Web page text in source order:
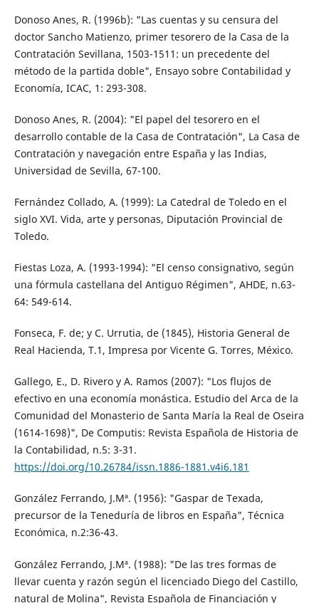
Donoso Anes, R. (1996b): "Las cuentas y su censura del
doctor Sancho Matienzo, primer tesorero de la Casa de la
Contratación Sevillana, 1503-1511: un precedente del
método de la partida doble", Ensayo sobre Contabilidad y
Economía, ICAC, 1: 293-308.
Donoso Anes, R. (2004): "El papel del tesorero en el
desarrollo contable de la Casa de Contratación", La Casa de
Contratación y navegación entre España y las Indias,
Universidad de Sevilla, 67-100.
Fernández Collado, A. (1999): La Catedral de Toledo en el
siglo XVI. Vida, arte y personas, Diputación Provincial de
Toledo.
Fiestas Loza, A. (1993-1994): "El censo consignativo, según
una fórmula castellana del Antiguo Régimen", AHDE, n.63-
64: 549-614.
Fonseca, F. de; y C. Urrutia, de (1845), Historia General de
Real Hacienda, T.1, Impresa por Vicente G. Torres, México.
Gallego, E., D. Rivero y A. Ramos (2007): "Los flujos de
efectivo en una economía monástica. Estudio del Arca de la
Comunidad del Monasterio de Santa María la Real de Oseira
(1614-1698)", De Computis: Revista Española de Historia de
la Contabilidad, n.5: 3-31.
https://doi.org/10.26784/issn.1886-1881.v4i6.181
González Ferrando, J.Mª. (1956): "Gaspar de Texada,
precursor de la Teneduría de libros en España", Técnica
Económica, n.2:36-43.
González Ferrando, J.Mª. (1988): "De las tres formas de
llevar cuenta y razón según el licenciado Diego del Castillo,
natural de Molina", Revista Española de Financiación y